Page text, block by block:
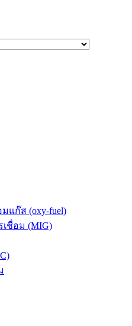
แก๊ส (oxy-fuel)
ชื่อม (MIG)